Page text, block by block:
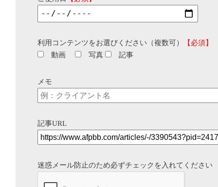
利用コンテンツをお選びください（複数可）
【必須】
動画
写真 記事
メモ
記事URL
迷惑メール防止のため必ずチェックを入れてください